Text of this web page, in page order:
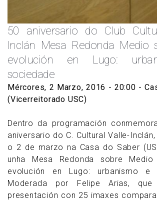
50 aniversario do Club
Inclán Mesa Redonda Medio
evolución en Lugo:
sociedade
Mércores, 2 Marzo, 2016 - 20:00 -
(Vicerreitorado USC)
Dentro da programación
aniversario do C. Cultural Valle-
o 2 de marzo na Casa do Saber
unha Mesa Redonda sobre
evolución en Lugo: urbanismo e
Moderada por Felipe Arias,
presentación con 25 imaxes